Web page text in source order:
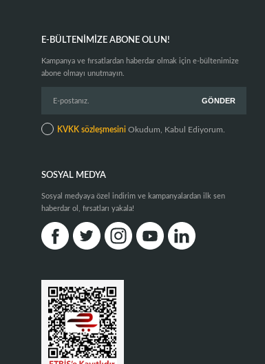
E-BÜLTENIMIZE ABONE OLUN!
Kampanya ve fırsatlardan haberdar olmak için e-bültenimize
abone olmayı unutmayın.
KVKK sözleşmesini Okudum, Kabul Ediyorum.
SOSYAL MEDYA
Sosyal medyaya özel indirim ve kampanyalardan ilk sen
haberdar ol, fırsatları yakala!